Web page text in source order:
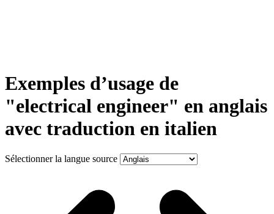
Exemples d’usage de
"electrical engineer" en anglais
avec traduction en italien
Sélectionner la langue source